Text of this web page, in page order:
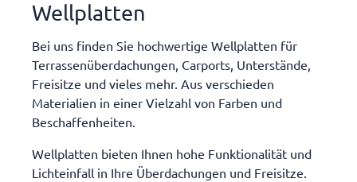
Wellplatten
Bei uns finden Sie hochwertige Wellplatten für
Terrassenüberdachungen, Carports, Unterstände,
Freisitze und vieles mehr. Aus verschieden
Materialien in einer Vielzahl von Farben und
Beschaffenheiten.
Wellplatten bieten Ihnen hohe Funktionalität und
Lichteinfall in Ihre Überdachungen und Freisitze.